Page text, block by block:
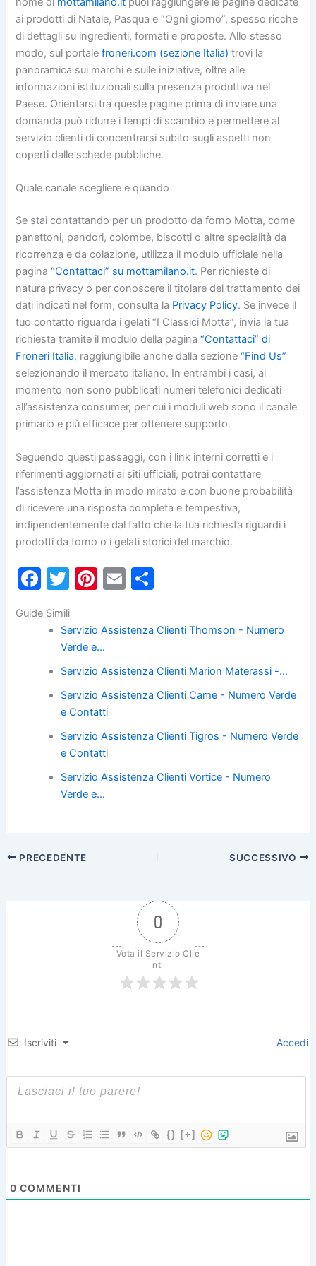
ai prodotti di Natale, Pasqua e “Ogni giorno”, spesso ricche
di dettagli su ingredienti, formati e proposte. Allo stesso
modo, sul portalefroneri.com (sezione Italia) trovi la
panoramica sui marchi e sulle iniziative, oltre alle
informazioni istituzionali sulla presenza produttiva nel
Paese. Orientarsi tra queste pagine prima di inviare una
domanda può ridurre i tempi di scambio e permettere al
servizio clienti di concentrarsi subito sugli aspetti non
coperti dalle schede pubbliche.
Quale canale scegliere e quando
Se stai contattando per un prodotto da forno Motta, come
panettoni, pandori, colombe, biscotti o altre specialità da
ricorrenza e da colazione, utilizza il modulo ufficiale nella
pagina“Contattaci” su mottamilano.it. Per richieste di
natura privacy o per conoscere il titolare del trattamento dei
dati indicati nel form, consulta la Privacy Policy. Se invece il
tuo contatto riguarda i gelati “I Classici Motta”, invia la tua
richiesta tramite il modulo della pagina“Contattaci” di
Froneri Italia, raggiungibile anche dalla sezione“Find Us”
selezionando il mercato italiano. In entrambi i casi, al
momento non sono pubblicati numeri telefonici dedicati
all’assistenza consumer, per cui i moduli web sono il canale
primario e più efficace per ottenere supporto.
Seguendo questi passaggi, con i link interni corretti e i
riferimenti aggiornati ai siti ufficiali, potrai contattare
l’assistenza Motta in modo mirato e con buone probabilità
di ricevere una risposta completa e tempestiva,
indipendentemente dal fatto che la tua richiesta riguardi i
prodotti da forno o i gelati storici del marchio.
F
c
b
o
k
T
itt
er
Pi
er
e
st
E
ai n
vi
di
Guide Simili
Servizio Assistenza Clienti Thomson - Numero
Verde e…
Servizio Assistenza Clienti Marion Materassi -…
Servizio Assistenza Clienti Came - Numero Verde
e Contatti
Servizio Assistenza Clienti Tigros - Numero Verde
e Contatti
Servizio Assistenza Clienti Vortice - Numero
Verde e…
PRECEDENTE SUCCESSIVO
0
Vota il Servizio Clie
nti
Iscriviti Accedi
{} [+]
0 COMMENTI